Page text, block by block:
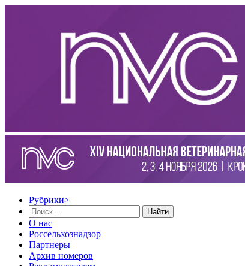
Рубрики>
Найти
О нас
Россельхознадзор
Партнеры
Архив номеров